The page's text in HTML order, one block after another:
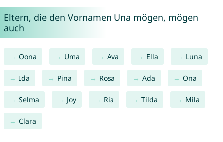
Eltern, die den Vornamen Una mögen, mögen
auch
Oona Uma Ava Ella Luna
Ida Pina Rosa Ada Ona
Selma Joy Ria Tilda Mila
Clara